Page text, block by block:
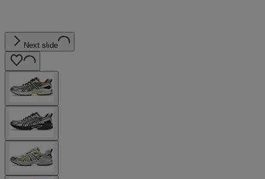
Next slide